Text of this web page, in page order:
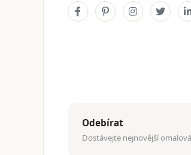
Odebírat
Dostávejte nejnovější